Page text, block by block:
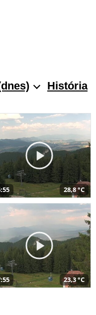
História
28,8 °C
23,3 °C